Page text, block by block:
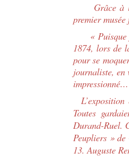
Grâce à la
premier
« Puisque
1874, lors de
pour se
journaliste, en
L’exposition
Toutes
Durand-Ruel.
Peupliers » de
13. Auguste